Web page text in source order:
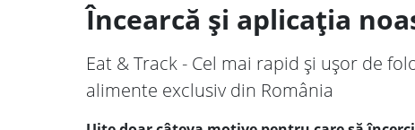
Încearcă și aplicația
Eat & Track - Cel mai rapid și ușor de
alimente exclusiv din România